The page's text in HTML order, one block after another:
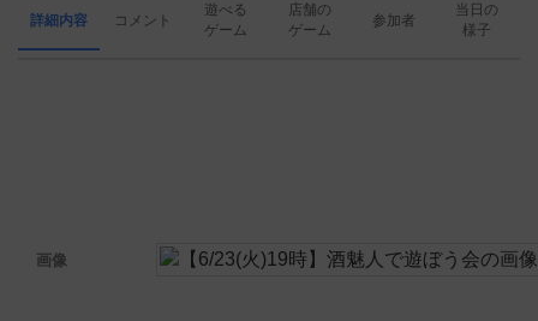
詳細内容 コメント
遊べる
ゲーム
店舗の
ゲーム
参加者
当日の
様子
画像